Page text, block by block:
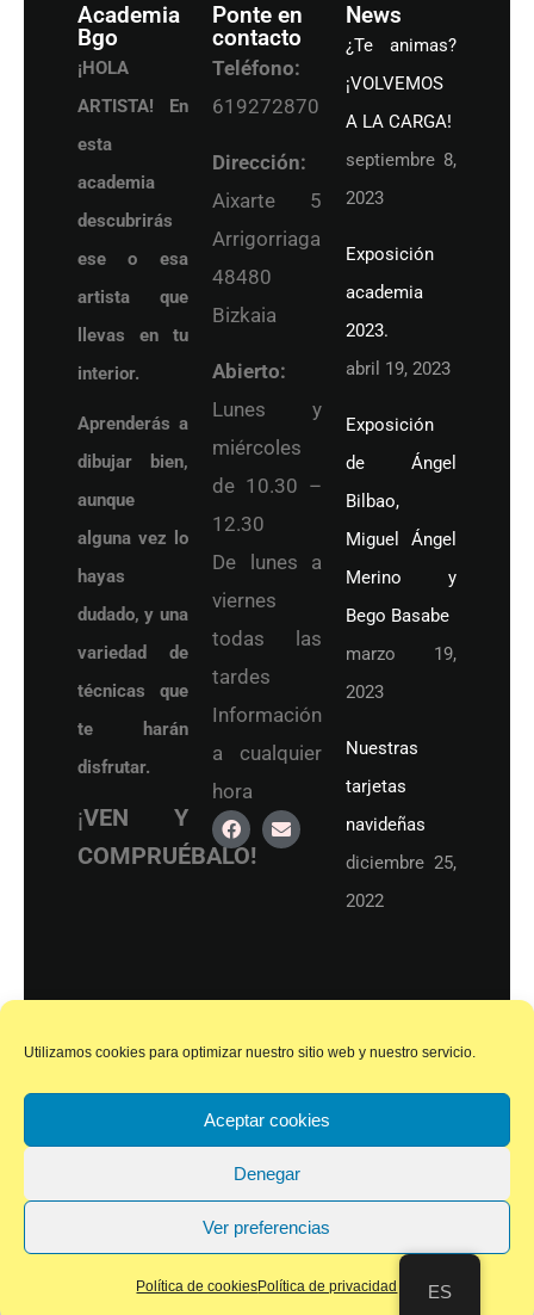
Utilizamos cookies para optimizar nuestro sitio web y nuestro servicio.
Aceptar cookies
Denegar
Ver preferencias
Política de cookiesPolítica de privacidad
Academia
Bgo
¡HOLA
ARTISTA! En
esta
academia
descubrirás
ese o esa
artista que
llevas en tu
interior.
Aprenderás a
dibujar bien,
aunque
alguna vez lo
hayas
dudado, y una
variedad de
técnicas que
te harán
disfrutar.
¡VEN Y
COMPRUÉBALO!
Ponte en
contacto
Teléfono:
619272870
Dirección:
Aixarte 5
Arrigorriaga
48480
Bizkaia
Abierto:
Lunes y
miércoles
de 10.30 –
12.30
De lunes a
viernes
todas las
tardes
Información
a cualquier
hora
News
¿Te animas?
¡VOLVEMOS
A LA CARGA!
septiembre 8,
2023
Exposición
academia
2023.
abril 19, 2023
Exposición
de Ángel
Bilbao,
Miguel Ángel
Merino y
Bego Basabe
marzo 19,
2023
Nuestras
tarjetas
navideñas
diciembre 25,
2022
Bgo. Arrigorriaga (Bizkaia)
Política de privacidad
ES